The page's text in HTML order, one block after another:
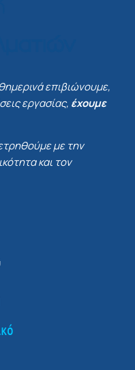
επιβιώνουμε,
εργασίας, έχουμε
με την
και τον